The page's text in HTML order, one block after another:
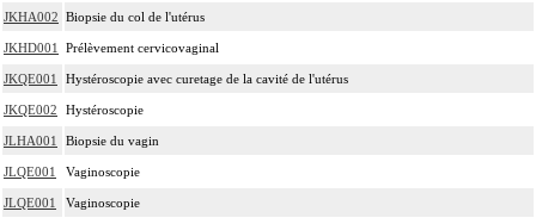
JKHA002 Biopsie du col de l'utérus
JKHD001 Prélèvement cervicovaginal
JKQE001 Hystéroscopie avec curetage de la cavité de l'utérus
JKQE002 Hystéroscopie
JLHA001 Biopsie du vagin
JLQE001 Vaginoscopie
JLQE001 Vaginoscopie